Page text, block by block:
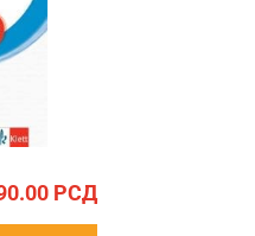
РСД